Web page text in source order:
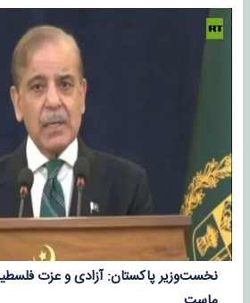
نخست‌وزیر پاکستان: آزادی و عزت